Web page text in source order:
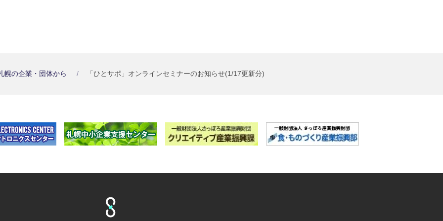
幌の企業・団体から 「ひとサポ」オンラインセミナーのお知らせ(1/17更新分)